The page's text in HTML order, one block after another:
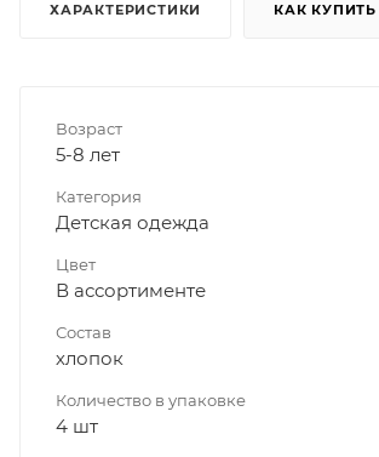
ХАРАКТЕРИСТИКИ КАК КУПИТЬ
Возраст
5-8 лет
Категория
Детская одежда
Цвет
В ассортименте
Состав
хлопок
Количество в упаковке
4 шт